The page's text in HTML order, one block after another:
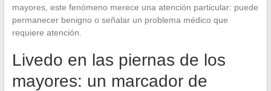
mayores, este fenómeno merece una atención particular: puede
permanecer benigno o señalar un problema médico que
requiere atención.
Livedo en las piernas de los
mayores: un marcador de